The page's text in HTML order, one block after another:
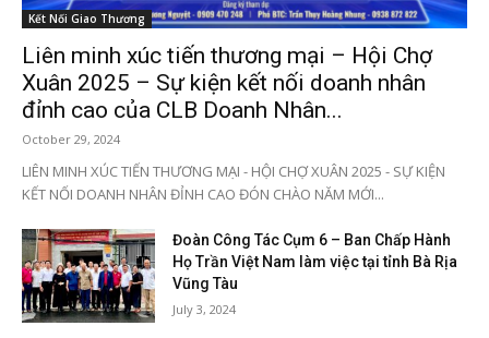
Kết Nối Giao Thương
Liên minh xúc tiến thương mại – Hội Chợ
Xuân 2025 – Sự kiện kết nối doanh nhân
đỉnh cao của CLB Doanh Nhân...
October 29, 2024
LIÊN MINH XÚC TIẾN THƯƠNG MẠI - HỘI CHỢ XUÂN 2025 - SỰ KIỆN
KẾT NỐI DOANH NHÂN ĐỈNH CAO ĐÓN CHÀO NĂM MỚI...
Đoàn Công Tác Cụm 6 – Ban Chấp Hành
Họ Trần Việt Nam làm việc tại tỉnh Bà Rịa
Vũng Tàu
July 3, 2024